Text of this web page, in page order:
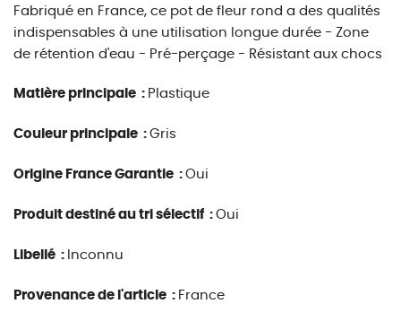
Fabriqué en France, ce pot de fleur rond a des qualités
indispensables à une utilisation longue durée - Zone
de rétention d'eau - Pré-perçage - Résistant aux chocs
Matière principale : Plastique
Couleur principale : Gris
Origine France Garantie : Oui
Produit destiné au tri sélectif : Oui
Libellé : Inconnu
Provenance de l'article : France